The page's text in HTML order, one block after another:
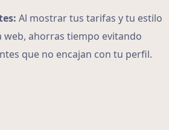
Al mostrar tus tarifas y tu estilo
web, ahorras tiempo evitando
que no encajan con tu perfil.